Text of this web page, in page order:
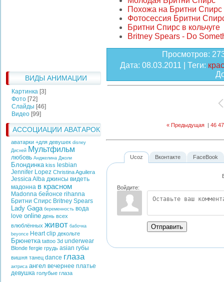
ВИДЫ АНИМАЦИИ
Картинка [3]
Фото [72]
Слайды [46]
Видео [99]
АССОЦИАЦИИ АВАТАРОК
аватарки +для девушек disney
Дисней Мультфильм
любовь Анджелина Джоли
Блондинка kiss lesbian
Jennifer Lopez Christina Aguilera
Jessica Alba джинсы видеть
мадонна в красном
Madonna бейонсе rihanna
Бритни Спирс Britney Spears
Lady Gaga беременность вода
love online день всех
влюблённых живот бабочка
beyonce Heart clip декольте
Брюнетка tattoo 3d underwear
Blonde fergie грудь asian губы
вишня танец dance глаза
актриса ангел вечернее платье
девушка голубые глаза
Похожа на Бритни Спирс
Фотосессия Бритни
Бритни Спирс в кольчуге
Britney Spears - Do
Просмотров:
Дата: 08.03.2011 | Теги:
« Предыдущая | 46 47
Ucoz
Войдите:
Отправить
Вконтакте FaceBook